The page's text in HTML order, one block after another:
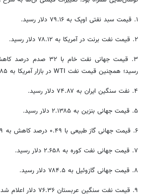
۱. قیمت سبد نفتی اوپک به ۷۹.۱۶ دلار رسید.
۲. قیمت نفت
برنت در آمریکا به ۷۸.۱۲ دلار رسید.
رسید؛ همچنین قیمت نفت WTI در بازار آمریکا به ۷۲.۸۵ دلار رسید.
۴. نفت سنگین ایران به ۷۴.۸۷ دلار رسید.
۵. قیمت جهانی بنزین به ۲.۱۳۸۵ دلار رسید.
۶. قیمت جهانی گاز طبیعی با ۰.۴۹ درصد کاهش به ۲.۸۵۹ دلار رسید.
۷. قیمت جهانی نفت کوره به ۲.۶۵۸ دلار رسید.
۸. قیمت جهانی گازوئیل به ۷۸۴.۵ دلار رسید.
۹. قیمت نفت سنگین عربستان ۷۶.۳۶ دلار اعلام شد.